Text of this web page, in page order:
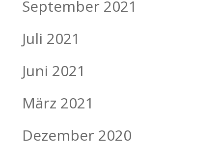
September 2021
Juli 2021
Juni 2021
März 2021
Dezember 2020